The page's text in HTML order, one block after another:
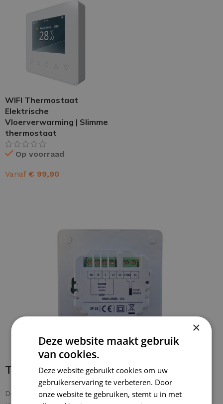
WIFI Thermostaat
Elektrische
Vloerverwarming | Slimme
thermostaat
Op voorraad
Vanaf € 99,90
Thermostaat bedraden
De bedrading is makkelijk te verbinden met de
×
Deze website maakt gebruik
van cookies.
Deze website gebruikt cookies om uw
gebruikerservaring te verbeteren. Door
onze website te gebruiken, stemt u in met